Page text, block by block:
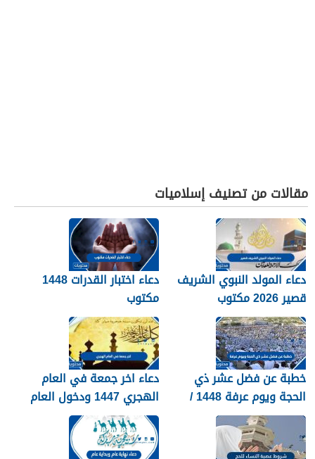
مقالات من تصنيف إسلاميات
دعاء المولد النبوي الشريف
قصير 2026 مكتوب
دعاء اختبار القدرات 1448
مكتوب
خطبة عن فضل عشر ذي
الحجة ويوم عرفة 1448 /
2026
دعاء اخر جمعة في العام
الهجري 1447 ودخول العام
الجديد 1448